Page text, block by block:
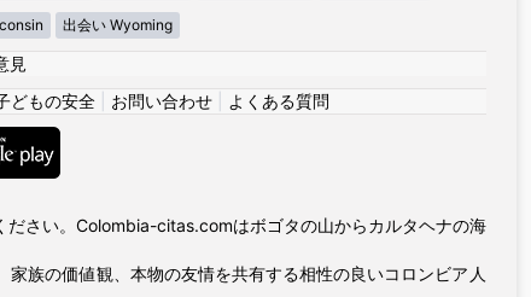
出会い Wyoming
見
どもの安全| お問い合わせ| よくある質問
ださい。Colombia-citas.comはボゴタの山からカルタヘナの海
族の価値観、本物の友情を共有する相性の良いコロンビア人